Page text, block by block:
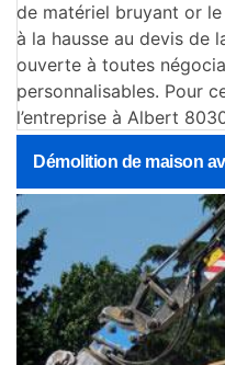
de matériel bruyant or
à la hausse au devis de
ouverte à toutes
personnalisables. Pour
l’entreprise à Albert
Démolition de maison